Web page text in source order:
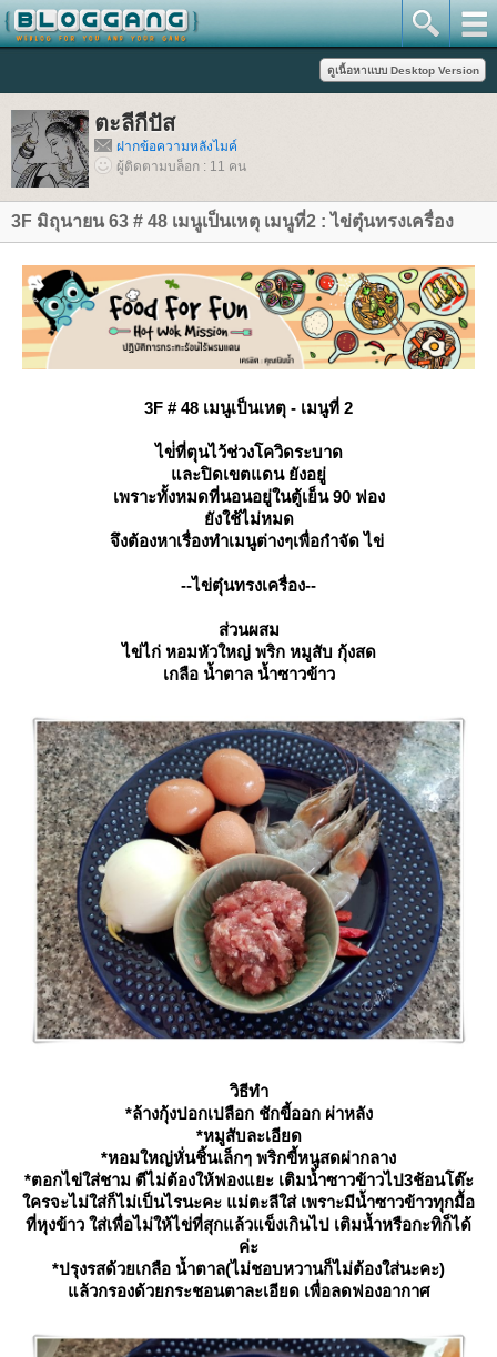
ตะลีกีปัส
ฝากข้อความหลังไมค์
ผู้ติดตามบล็อก : 11 คน
3F มิถุนายน 63 # 48 เมนูเป็นเหตุ เมนูที่2 : ไข่ตุ๋นทรงเครื่อง
3F # 48 เมนูเป็นเหตุ - เมนูที่ 2
ไข่่ที่ตุนไว้ช่วงโควิดระบาด
ละปิดเขตแดน ยังอยู่
เพราะทั้งหมดที่นอนอยู่ในตู้เย็น 90 ฟอง
ังใช้ไม่หมด
จึงต้องหาเรื่องทำเมนูต่างๆเพื่อกำจัด ไข่
--ไข่ตุ๋นทรงเครื่อง--
ส่วนผสม
ไข่ไก่ หอมหัวใหญ่ พริก หมูสับ กุ้งสด
เกลือ น้ำตาล น้ำซาวข้าว
วิธีทำ
*ล้างกุ้งปอกเปลือก ชักขี้ออก ผ่าหลัง
*หมูสับละเอียด
*หอมใหญ่หั่นชิ้นเล็กๆ พริกขี้หนูสดผ่ากลาง
*ตอกไข่ใส่ชาม ตีไม่ต้องให้ฟองแยะ เติมน้ำซาวข้าวไป3ช้อนโต๊ะ
ครจะไม่ใส่ก็ไม่เป็นไรนะคะ แม่ตะลีใส่ เพราะมีน้ำซาวข้าวทุกมื้อ
ที่หุงข้าว ใส่เพื่อไม่ให้ไข่ที่สุกแล้วแข็งเกินไป เติมน้ำหรือกะทิก็ได้
ค่ะ
*ปรุงรสด้วยเกลือ น้ำตาล(ไม่ชอบหวานก็ไม่ต้องใส่นะคะ)
ล้วกรองด้วยกระชอนตาละเอียด เพื่อลดฟองอากาศ